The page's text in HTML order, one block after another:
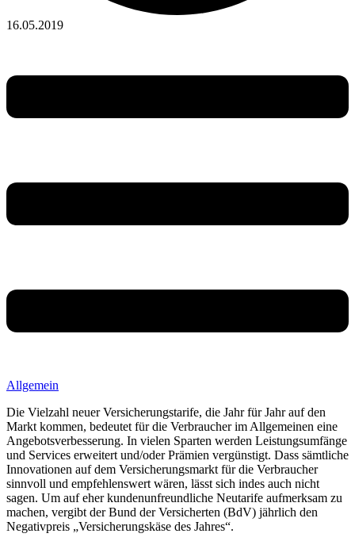
16.05.2019
Allgemein
Die Vielzahl neuer Versicherungstarife, die Jahr für Jahr auf den
Markt kommen, bedeutet für die Verbraucher im Allgemeinen eine
Angebotsverbesserung. In vielen Sparten werden Leistungsumfänge
und Services erweitert und/oder Prämien vergünstigt. Dass sämtliche
Innovationen auf dem Versicherungsmarkt für die Verbraucher
sinnvoll und empfehlenswert wären, lässt sich indes auch nicht
sagen. Um auf eher kundenunfreundliche Neutarife aufmerksam zu
machen, vergibt der Bund der Versicherten (BdV) jährlich den
Negativpreis „Versicherungskäse des Jahres“.